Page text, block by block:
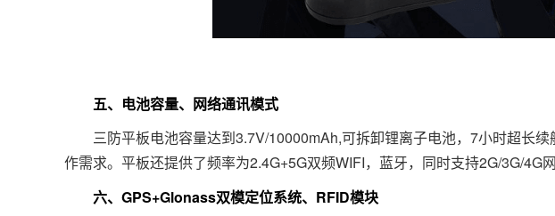
五、电池容量、网络通讯模式
三防平板电池容量达到3.7V/10000mAh,可拆卸锂离子电池，7小时超长续
作需求。平板还提供了频率为2.4G+5G双频WIFI，蓝牙，同时支持2G/3G/4G
六、GPS+Glonass双模定位系统、RFID模块